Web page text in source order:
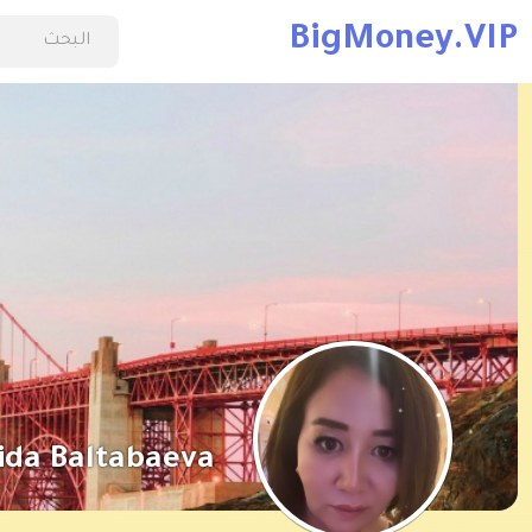
BigMoney.VIP
Baltabaeva